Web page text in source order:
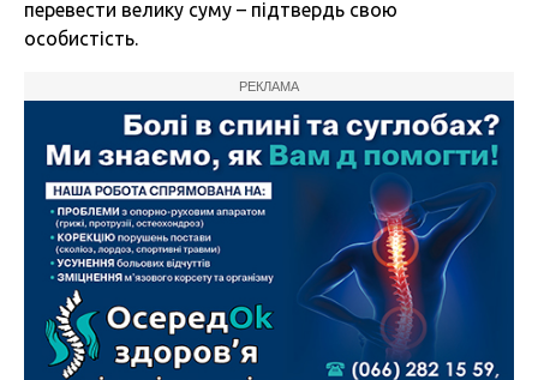
перевести велику суму – підтвердь свою
особистість.
РЕКЛАМА